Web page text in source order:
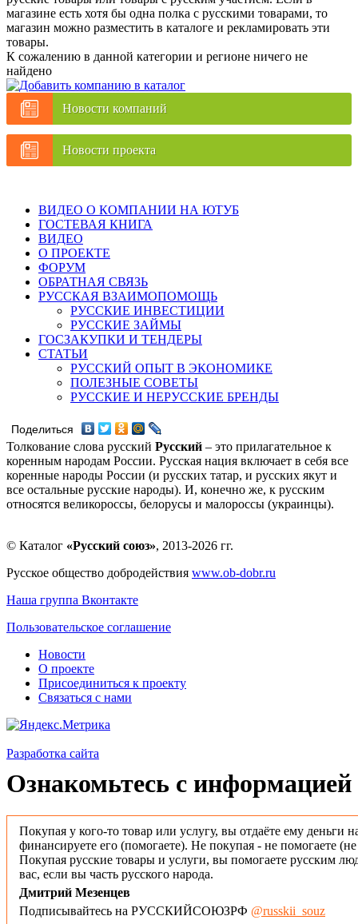
магазине есть хотя бы одна полка с русскими товарами, то
магазин можно разместить в каталоге и рекламировать эти
товары.
К сожалению в данной категории и регионе ничего не
найдено
Новости компаний
Новости проекта
ВИДЕО О КОМПАНИИ НА ЮТУБ
ГОСТЕВАЯ КНИГА
ВИДЕО
О ПРОЕКТЕ
ФОРУМ
ОБРАТНАЯ СВЯЗЬ
РУССКАЯ ВЗАИМОПОМОЩЬ
РУССКИЕ ИНВЕСТИЦИИ
РУССКИЕ ЗАЙМЫ
ГОСЗАКУПКИ И ТЕНДЕРЫ
СТАТЬИ
РУССКИЙ ОПЫТ В ЭКОНОМИКЕ
ПОЛЕЗНЫЕ СОВЕТЫ
РУССКИЕ И НЕРУССКИЕ БРЕНДЫ
Поделиться
Толкование слова русский Русский – это прилагательное к
коренным народам России. Русская нация включает в себя все
коренные народы России (и русских татар, и русских якут и
все остальные русские народы). И, конечно же, к русским
относятся великороссы, белорусы и малороссы (украинцы).
© Каталог «Русский союз», 2013-2026 гг.
Русское общество добродействия www.ob-dobr.ru
Наша группа Вконтакте
Пользовательское соглашение
Новости
О проекте
Присоединиться к проекту
Связаться с нами
Разработка сайта
Ознакомьтесь с информацией
Покупая у кого-то товар или услугу, вы отдаёте ему деньги
финансируете его (помогаете). Не покупая - не помогаете
Покупая русские товары и услуги, вы помогаете русским
вас, если вы часть русского народа.
Дмитрий Мезенцев
Подписывайтесь на РУССКИЙСОЮЗРФ @russkii_souz